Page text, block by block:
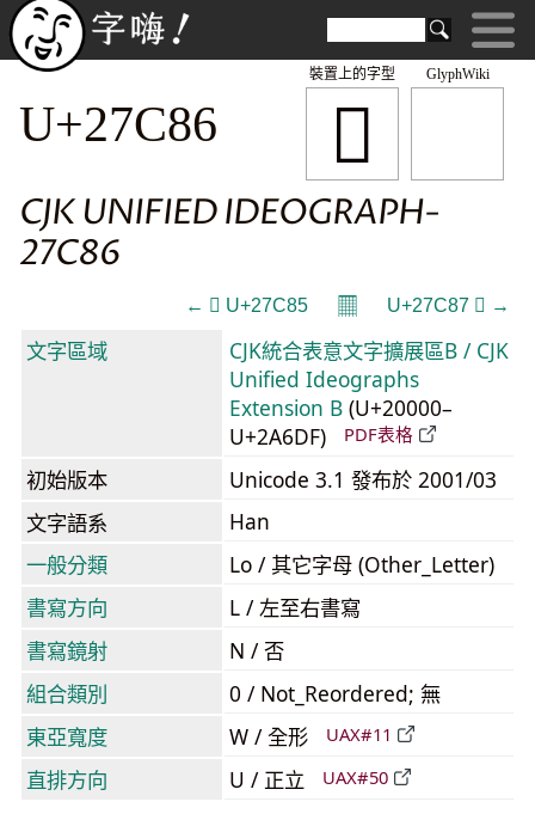
GlyphWiki
𧲆
裝置上的字型
U+27C86
CJK UNIFIED IDEOGRAPH-
27C86
← 𧲅 U+27C85 𝄜 U+27C87 𧲇 →
文字區域
CJK統合表意文字擴展區B / CJK
Unified Ideographs
Extension B (U+20000–
U+2A6DF)
PDF表格
初始版本
Unicode 3.1 發布於 2001/03
文字語系
Han
一般分類
Lo / 其它字母 (Other_Letter)
書寫方向
L / 左至右書寫
書寫鏡射
N / 否
組合類別
0 / Not_Reordered; 無
東亞寬度
W / 全形 UAX#11
直排方向 U / 正立 UAX#50